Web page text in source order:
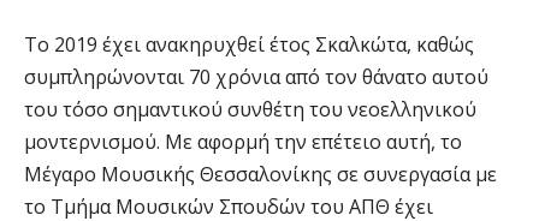
Το 2019 έχει ανακηρυχθεί έτος Σκαλκώτα, καθώς
συμπληρώνονται 70 χρόνια από τον θάνατο αυτού
του τόσο σημαντικού συνθέτη του νεοελληνικού
μοντερνισμού. Με αφορμή την επέτειο αυτή, το
Μέγαρο Μουσικής Θεσσαλονίκης σε συνεργασία με
το Τμήμα Μουσικών Σπουδών του ΑΠΘ έχει